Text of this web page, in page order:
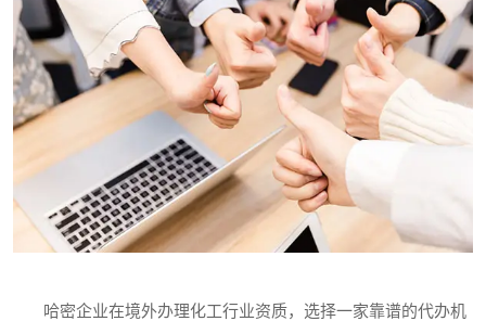
哈密企业在境外办理化工行业资质，选择一家靠谱的代办机